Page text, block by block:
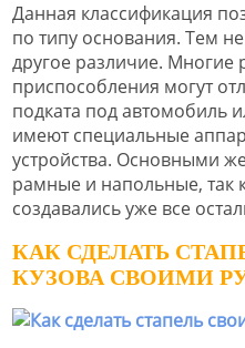
Данная классификация
по типу основания. Тем
другое различие. Многие
приспособления могут
подката под автомобиль
имеют специальные
устройства. Основными
рамные и напольные, так
создавались уже все
КАК СДЕЛАТЬ
КУЗОВА СВОИМИ